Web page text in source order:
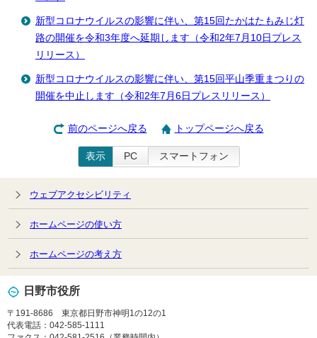
新型コロナウイルスの影響に伴い、第15回たかはたもみじ灯
路の開催を令和3年度へ延期します（令和2年7月10日プレス
リリース）
新型コロナウイルスの影響に伴い、第15回平山季重まつりの
開催を中止します（令和2年7月6日プレスリリース）
前のページへ戻る トップページへ戻る
表示 PC スマートフォン
ウェブアクセシビリティ
ホームページの使い方
ホームページの考え方
日野市役所
〒191-8686 東京都日野市神明1の12の1
代表電話：042-585-1111